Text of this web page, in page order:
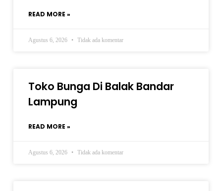
READ MORE »
Agustus 6, 2026 Tidak ada komentar
Toko Bunga Di Balak Bandar
Lampung
READ MORE »
Agustus 6, 2026 Tidak ada komentar